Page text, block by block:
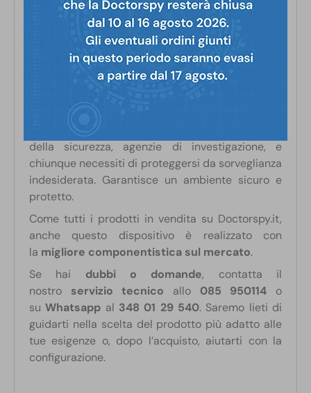
segnalata da unpunto luminoso. Quando ne
vedi uno, cambia leggermente la tua posizione
per verificare che non si tratti di un
positivoprodotto da un oggetto metallico o
una superficie brillante. Se continui a vedere il
Ripeti questa procedura in tutto l’ambiente.
Il WEGA-i è la scelta ideale per professionisti
della sicurezza, agenzie di investigazione, e
chiunque necessiti di proteggersi da sorveglianza
indesiderata. Garantisce un ambiente sicuro e
protetto.
Come tutti i prodotti in vendita su Doctorspy.it,
anche questo dispositivo è realizzato con
la migliore componentistica sul mercato.
Se hai dubbi o domande, contatta il
nostro servizio tecnico allo 085 950114 o
suWhatsapp al 348 01 29 540. Saremo lieti di
guidarti nella scelta del prodotto più adatto alle
tue esigenze o, dopo l’acquisto, aiutarti con la
configurazione.